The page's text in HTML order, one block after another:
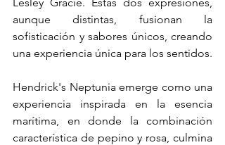
aunque distintas, fusionan la
sofisticación y sabores únicos, creando
una experiencia única para los sentidos.
Hendrick's Neptunia emerge como una
experiencia inspirada en la esencia
marítima, en donde la combinación
característica de pepino y rosa, culmina